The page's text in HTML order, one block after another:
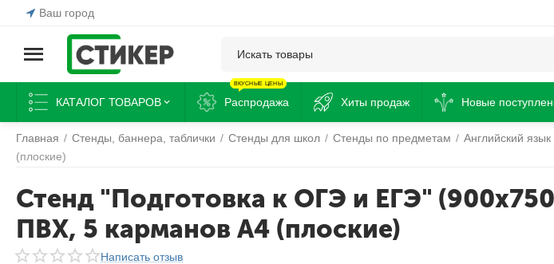
Ваш город
КАТАЛОГ ТОВАРОВ Распродажа
ВКУСНЫЕ ЦЕНЫ
Хиты продаж Новые
Главная / Стенды, баннера, таблички / Стенды для школ / Стенды по предметам / Английский язык
(плоские)
Стенд "Подготовка к ОГЭ и ЕГЭ"
ПВХ, 5 карманов А4 (плоские)
Написать отзыв